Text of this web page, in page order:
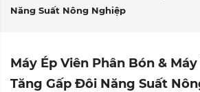
Năng Suất Nông Nghiệp
Máy Ép Viên Phân Bón &
Tăng Gấp Đôi Năng Suất